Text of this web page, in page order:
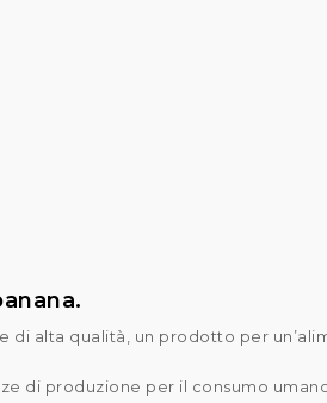
alta qualità, un prodotto per
di produzione per il consumo